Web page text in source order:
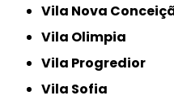
Vila Nova
Vila Olimpia
Vila Progredior
Vila Sofia